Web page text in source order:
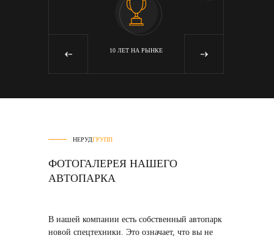
10 ЛЕТ НА РЫНКЕ
‹ ›
НЕРУДГРУПП
ФОТОГАЛЕРЕЯ НАШЕГО
АВТОПАРКА
В нашей компании есть собственный автопарк
новой спецтехники . Это означает, что вы не